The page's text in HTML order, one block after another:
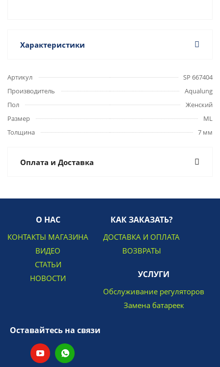
Характеристики
Артикул
SP 667404
Производитель
Aqualung
Пол
Женский
Размер
ML
Толщина
7 мм
Оплата и Доставка
О НАС
КОНТАКТЫ МАГАЗИНА
ВИДЕО
СТАТЬИ
НОВОСТИ
КАК ЗАКАЗАТЬ?
ДОСТАВКА И ОПЛАТА
ВОЗВРАТЫ
УСЛУГИ
Обслуживание регуляторов
Замена батареек
Оставайтесь на связи